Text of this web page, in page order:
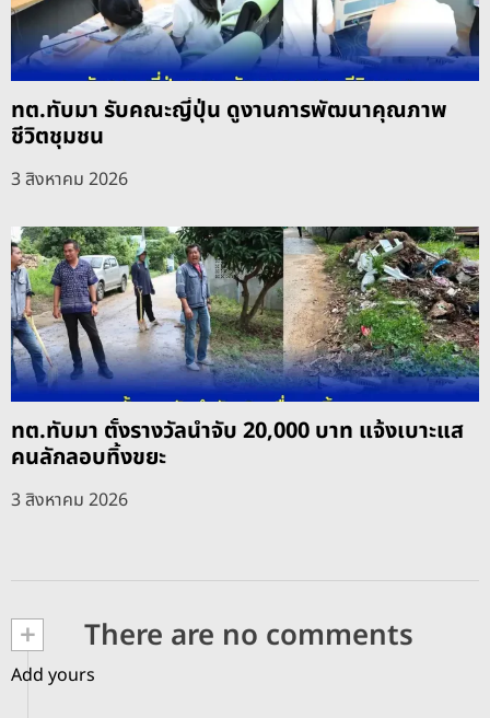
ทต.ทับมา รับคณะญี่ปุ่น ดูงานการพัฒนาคุณภาพ
ชีวิตชุมชน
3 สิงหาคม 2026
ทต.ทับมา ตั้งรางวัลนำจับ 20,000 บาท แจ้งเบาะแส
คนลักลอบทิ้งขยะ
3 สิงหาคม 2026
+ There are no comments
Add yours